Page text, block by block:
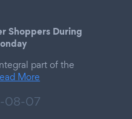
Shoppers During
part of the
More
08-07